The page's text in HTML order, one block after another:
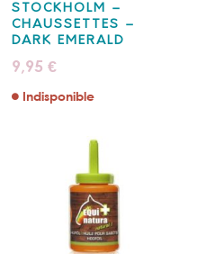
STOCKHOLM –
CHAUSSETTES –
DARK EMERALD
9,95 €
Indisponible